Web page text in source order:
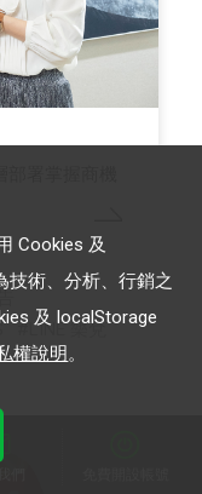
LINE 樂兌
Cookies 及
技術、分析、行銷之
及 localStorage
權說明。